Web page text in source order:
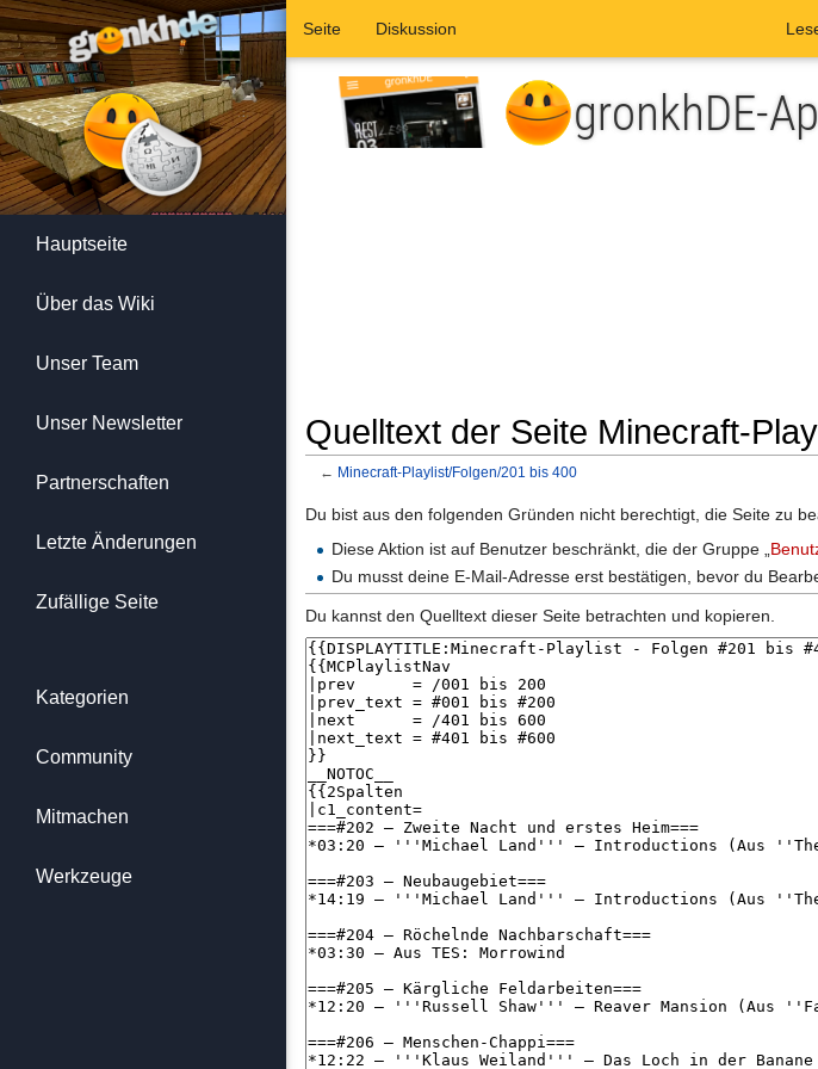
Quelltext der Seite Minecraft-
← Minecraft-Playlist/Folgen/201 bis 400
Du bist aus den folgenden Gründen nicht berechtigt, die Seite zu
Diese Aktion ist auf Benutzer beschränkt, die der Gruppe „
Du musst deine E-Mail-Adresse erst bestätigen, bevor du
Du kannst den Quelltext dieser Seite betrachten und kopieren.
Seite Diskussion
Hauptseite
Über das Wiki
Unser Team
Unser Newsletter
Partnerschaften
Letzte Änderungen
Zufällige Seite
Kategorien
Community
Mitmachen
Werkzeuge